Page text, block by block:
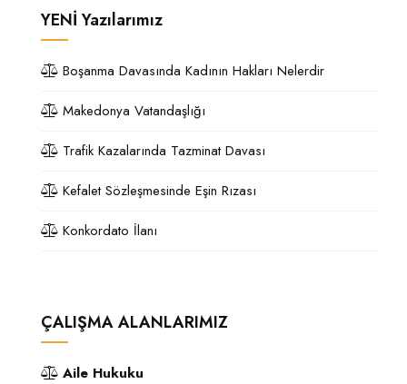
YENİYazılarımız
Boşanma Davasında Kadının Hakları Nelerdir
Makedonya Vatandaşlığı
Trafik Kazalarında Tazminat Davası
Kefalet Sözleşmesinde Eşin Rızası
Konkordato İlanı
ÇALIŞMA ALANLARIMIZ
Aile Hukuku